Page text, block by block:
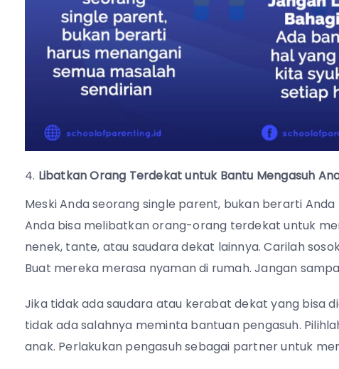
Libatkan Orang Terdekat untuk Bantu Mengasuh
Meski Anda seorang single parent, bukan berarti
Anda bisa melibatkan orang-orang terdekat untuk
nenek, tante, atau saudara dekat lainnya. Carilah
Buat mereka merasa nyaman di rumah. Jangan
Jika tidak ada saudara atau kerabat dekat yang bisa
tidak ada salahnya meminta bantuan pengasuh.
anak. Perlakukan pengasuh sebagai partner untuk